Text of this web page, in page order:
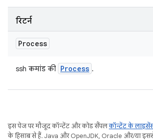
रिटर्न
Process
ssh कमांड की Process .
इस पेज पर मौजूद कॉन्टेंट और कोड सैंपलकॉन्टेंट के
के हिसाब से हैं. Java और OpenJDK, Oracle और/या